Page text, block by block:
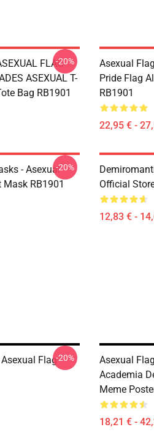
FLAG
ASEXUAL T-
Bag RB1901
-20%
Asexual
Pride Flag
RB1901
22,95 € -
- Asexual
Mask RB1901
-20%
Official
12,83 € -
Flag-20%
Asexual
Academia
Meme
18,21 € -